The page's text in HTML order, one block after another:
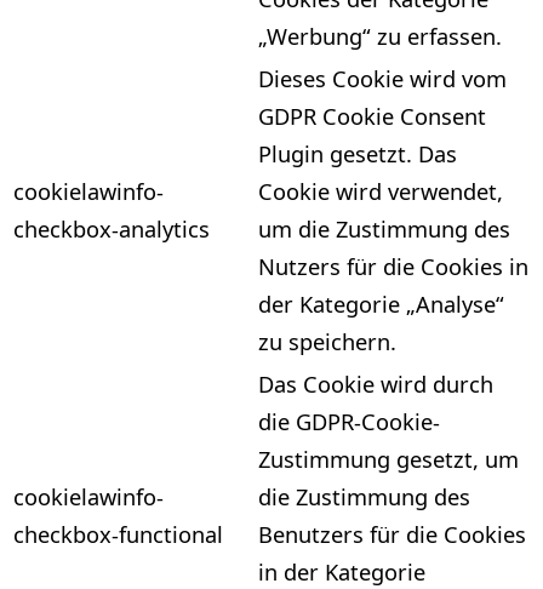
„Werbung“ zu erfassen.
cookielawinfo-
checkbox-analytics
Dieses Cookie wird vom
GDPR Cookie Consent
Plugin gesetzt. Das
Cookie wird verwendet,
um die Zustimmung des
Nutzers für die Cookies in
der Kategorie „Analyse“
zu speichern.
cookielawinfo-
checkbox-functional
Das Cookie wird durch
die GDPR-Cookie-
Zustimmung gesetzt, um
die Zustimmung des
Benutzers für die Cookies
in der Kategorie